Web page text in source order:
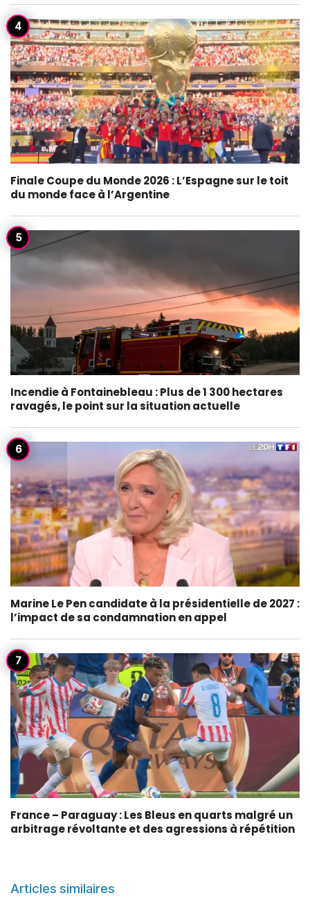
Finale Coupe du Monde 2026 : L’Espagne sur le toit
du monde face à l’Argentine
Incendie à Fontainebleau : Plus de 1 300 hectares
ravagés, le point sur la situation actuelle
Marine Le Pen candidate à la présidentielle de 2027 :
l’impact de sa condamnation en appel
France – Paraguay : Les Bleus en quarts malgré un
arbitrage révoltante et des agressions à répétition
Articles similaires